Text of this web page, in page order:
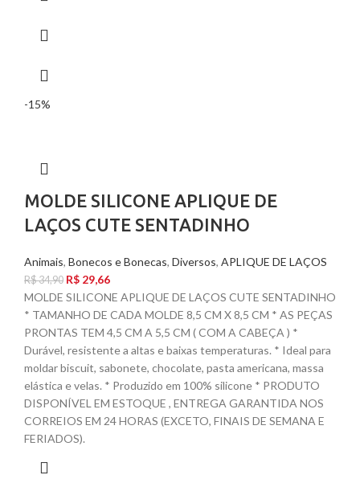
-15%
MOLDE SILICONE APLIQUE DE
LAÇOS CUTE SENTADINHO
Animais, Bonecos e Bonecas, Diversos, APLIQUE DE LAÇOS
R$34,90 R$ 29,66
MOLDE SILICONE APLIQUE DE LAÇOS CUTE SENTADINHO
* TAMANHO DE CADA MOLDE 8,5 CM X 8,5 CM * AS PEÇAS
PRONTAS TEM 4,5 CM A 5,5 CM ( COM A CABEÇA ) *
Durável, resistente a altas e baixas temperaturas. * Ideal para
moldar biscuit, sabonete, chocolate, pasta americana, massa
elástica e velas. * Produzido em 100% silicone * PRODUTO
DISPONÍVEL EM ESTOQUE , ENTREGA GARANTIDA NOS
CORREIOS EM 24 HORAS (EXCETO, FINAIS DE SEMANA E
FERIADOS).